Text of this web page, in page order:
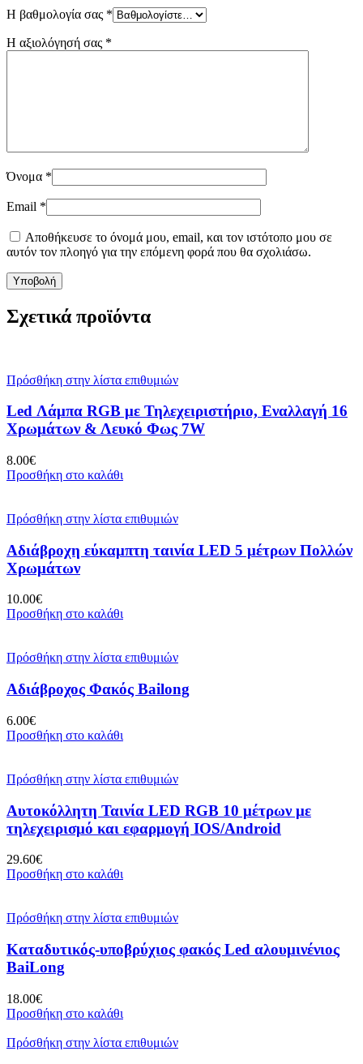
Η βαθμολογία σας *
Η αξιολόγησή σας *
Όνομα *
Email *
Αποθήκευσε το όνομά μου, email, και τον ιστότοπο μου σε
αυτόν τον πλοηγό για την επόμενη φορά που θα σχολιάσω.
Σχετικά προϊόντα
Πρόσθήκη στην λίστα επιθυμιών
Led Λάμπα RGB με Τηλεχειριστήριο, Εναλλαγή 16
Χρωμάτων & Λευκό Φως 7W
8.00€
Προσθήκη στο καλάθι
Πρόσθήκη στην λίστα επιθυμιών
Αδιάβροχη εύκαμπτη ταινία LED 5 μέτρων Πολλών
Χρωμάτων
10.00€
Προσθήκη στο καλάθι
Πρόσθήκη στην λίστα επιθυμιών
Αδιάβροχος Φακός Bailong
6.00€
Προσθήκη στο καλάθι
Πρόσθήκη στην λίστα επιθυμιών
Αυτοκόλλητη Ταινία LED RGB 10 μέτρων με
τηλεχειρισμό και εφαρμογή IOS/Android
29.60€
Προσθήκη στο καλάθι
Πρόσθήκη στην λίστα επιθυμιών
Καταδυτικός-υποβρύχιος φακός Led αλουμινένιος
BaiLong
18.00€
Προσθήκη στο καλάθι
Πρόσθήκη στην λίστα επιθυμιών